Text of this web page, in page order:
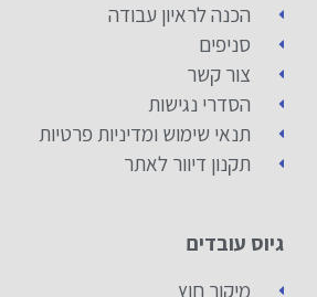
הכנה לראיון עבודה
סניפים
צור קשר
הסדרי נגישות
תנאי שימוש ומדיניות פרטיות
תקנון דיוור לאתר
גיוס עובדים
מיקור חוץ